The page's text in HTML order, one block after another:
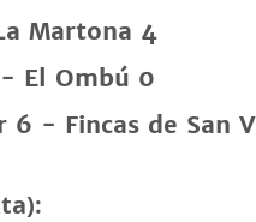
Martona 4
El Ombú 0
6 - Fincas de San